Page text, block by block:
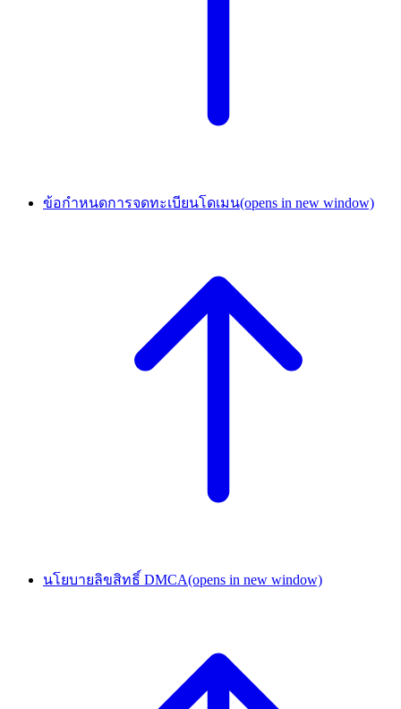
ข้อกำหนดการจดทะเบียนโดเมน(opens in new window)
นโยบายลิขสิทธิ์ DMCA(opens in new window)